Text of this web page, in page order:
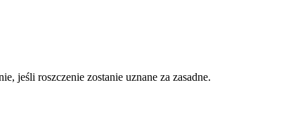
jeśli roszczenie zostanie uznane za zasadne.